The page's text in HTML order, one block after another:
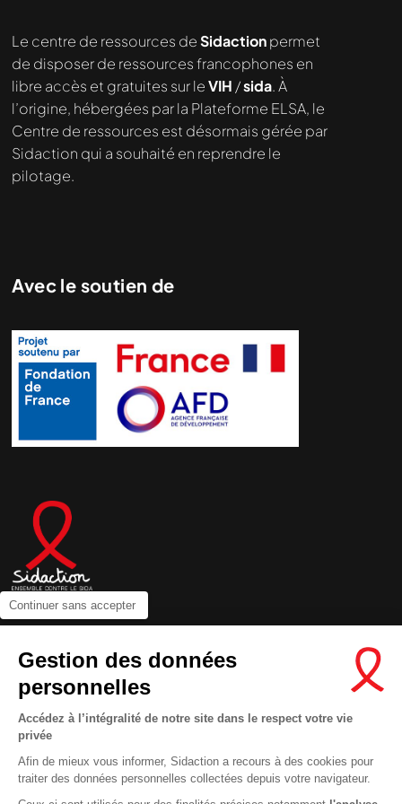
Continuer sans accepter
Gestion des données
personnelles
Accédez à l’intégralité de notre site dans le respect votre vie
privée
Afin de mieux vous informer, Sidaction a recours à des cookies pour
traiter des données personnelles collectées depuis votre navigateur.
Le centre de ressources deSidactionpermet
de disposer de ressources francophones en
libre accès et gratuites sur leVIH /sida. À
l’origine, hébergées par la Plateforme ELSA, le
Centre de ressources est désormais gérée par
Sidaction qui a souhaité en reprendre le
pilotage.
Avec le soutien de
Newsletter
Nous suivre sur les réseaux :